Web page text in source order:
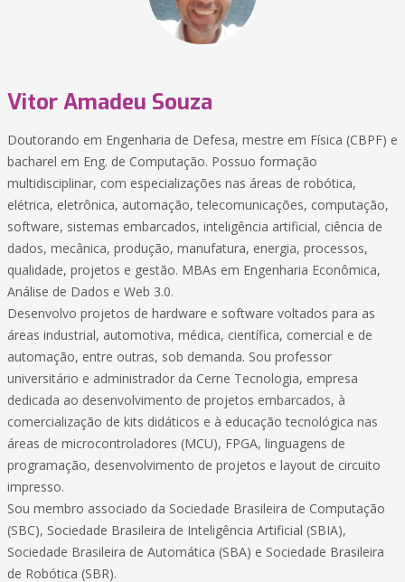
Vitor Amadeu Souza
Doutorando em Engenharia de Defesa, mestre em Física (CBPF) e
bacharel em Eng. de Computação. Possuo formação
multidisciplinar, com especializações nas áreas de robótica,
elétrica, eletrônica, automação, telecomunicações, computação,
software, sistemas embarcados, inteligência artificial, ciência de
dados, mecânica, produção, manufatura, energia, processos,
qualidade, projetos e gestão. MBAs em Engenharia Econômica,
Análise de Dados e Web 3.0.
Desenvolvo projetos de hardware e software voltados para as
áreas industrial, automotiva, médica, científica, comercial e de
automação, entre outras, sob demanda. Sou professor
universitário e administrador da Cerne Tecnologia, empresa
dedicada ao desenvolvimento de projetos embarcados, à
comercialização de kits didáticos e à educação tecnológica nas
áreas de microcontroladores (MCU), FPGA, linguagens de
programação, desenvolvimento de projetos e layout de circuito
impresso.
Sou membro associado da Sociedade Brasileira de Computação
(SBC), Sociedade Brasileira de Inteligência Artificial (SBIA),
Sociedade Brasileira de Automática (SBA) e Sociedade Brasileira
de Robótica (SBR).